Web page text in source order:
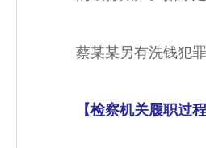
蔡某某另有洗钱犯罪
【检察机关履职过程